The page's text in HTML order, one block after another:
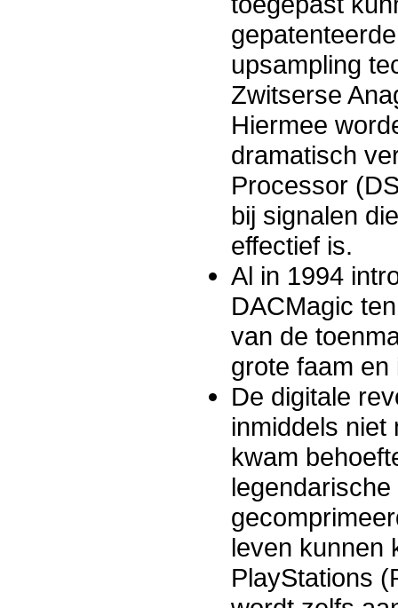
upsampling
Zwitserse
Hiermee
dramatisch
Processor
bij signalen
effectief is.
Al in 1994
DACMagic
van de
grote faam
De digitale
inmiddels niet
kwam
leven kunnen
PlayStations